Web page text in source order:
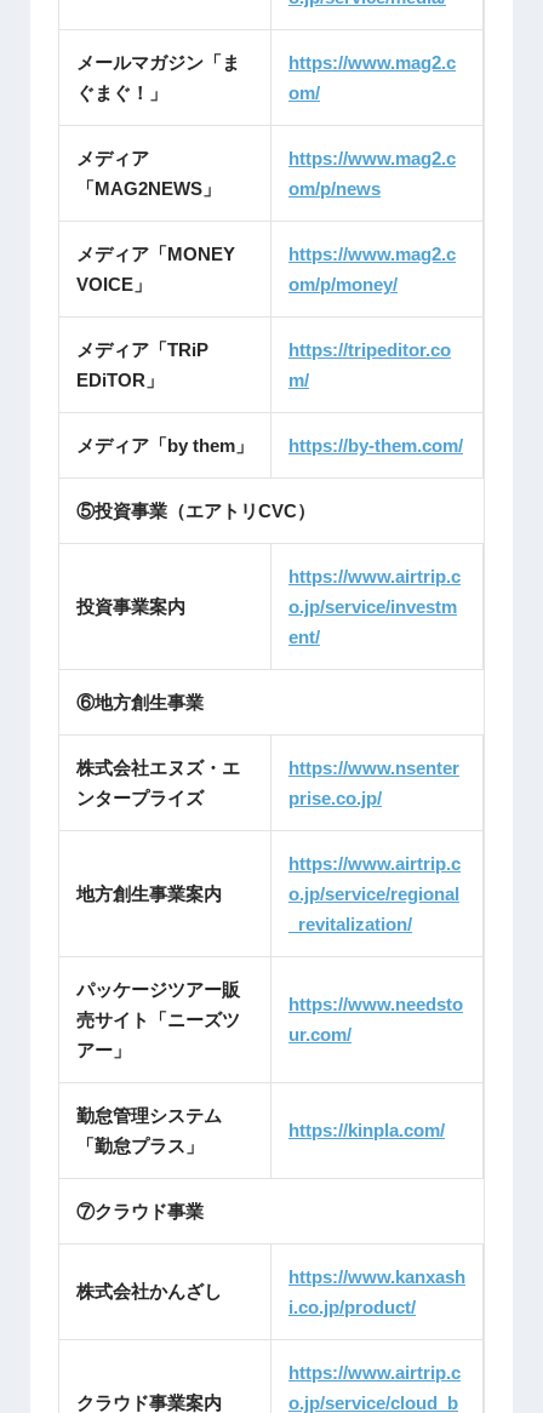
メールマガジン「ま
ぐまぐ！」
https://www.mag2.c
om/
メディア
「MAG2NEWS」
https://www.mag2.c
om/p/news
メディア「MONEY
VOICE」
https://www.mag2.c
om/p/money/
メディア「TRiP
EDiTOR」
https://tripeditor.co
m/
メディア「by them」 https://by-them.com/
⑤投資事業（エアトリCVC）
投資事業案内
https://www.airtrip.c
o.jp/service/investm
ent/
⑥地方創生事業
株式会社エヌズ・エ
ンタープライズ
https://www.nsenter
prise.co.jp/
地方創生事業案内
https://www.airtrip.c
o.jp/service/regional
_revitalization/
パッケージツアー販
売サイト「ニーズツ
アー」
https://www.needsto
ur.com/
勤怠管理システム
「勤怠プラス」
https://kinpla.com/
⑦クラウド事業
株式会社かんざし
https://www.kanxash
i.co.jp/product/
クラウド事業案内
https://www.airtrip.c
o.jp/service/cloud_b